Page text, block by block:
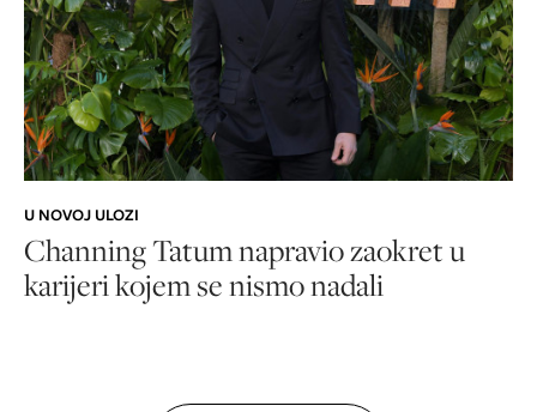
U NOVOJ ULOZI
Channing Tatum napravio zaokret u
karijeri kojem se nismo nadali